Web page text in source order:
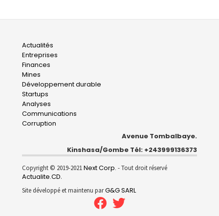
Main
navigation
Actualités
Entreprises
Finances
Mines
Développement durable
Startups
Analyses
Communications
Corruption
Avenue Tombalbaye.
Kinshasa/Gombe Tél: +243999136373
Copyright © 2019-2021Next Corp. - Tout droit réservé
Actualite.CD.
Site développé et maintenu parG&G SARL